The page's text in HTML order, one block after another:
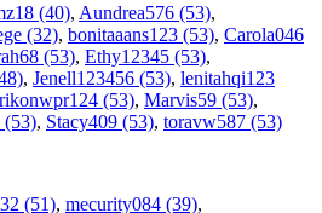
(40), Aundrea576 (53),
(32), bonitaaans123 (53), Carola046
(53), Ethy12345 (53),
, Jenell123456 (53), lenitahqi123
(53), Marvis59 (53),
(53), Stacy409 (53), toravw587 (53)
(51), mecurity084 (39),